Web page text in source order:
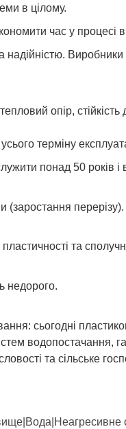
в цілому.
час у процесі
надійністю.
опір,
терміну
понад 50 років і
(заростання перерізу).
та
недорого.
сьогодні
водопостачання,
та сільське